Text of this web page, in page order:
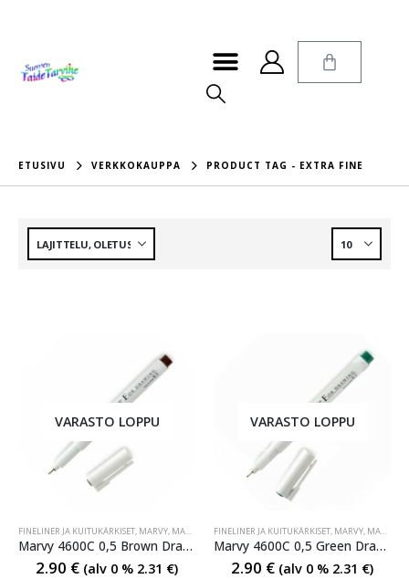
ETUSIVU VERKKOKAUPPA PRODUCT TAG - EXTRA FINE
VARASTO LOPPU
FINELINER JA KUITUKÄRKISET, MARVY, MARVY TUSSIT ,MARVY TUSSIT
Marvy 4600C 0,5 Brown Drawing Pen
2.90 € (alv 0 % 2.31 €)
VARASTO LOPPU
FINELINER JA KUITUKÄRKISET, MARVY, MARVY TUSSIT
Marvy 4600C 0,5 Green Drawing Pen
2.90 € (alv 0 % 2.31 €)